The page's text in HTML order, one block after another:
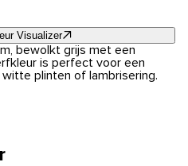
Visualizer
bewolkt grijs met een
is perfect voor een
plinten of lambrisering.